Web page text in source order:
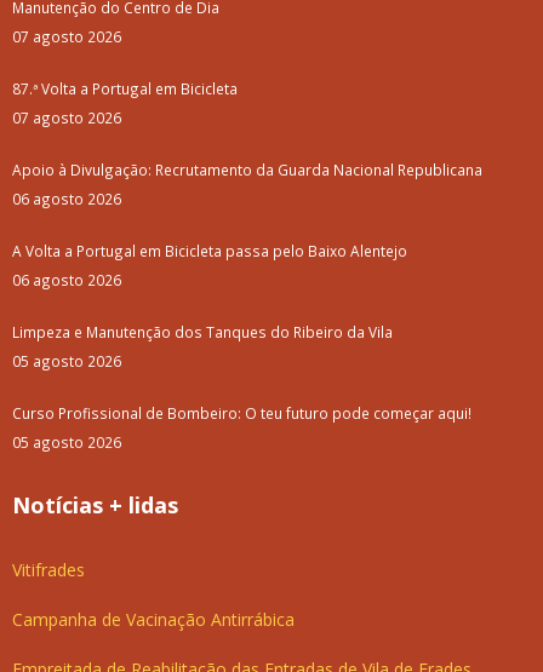
Manutenção do Centro de Dia
07 agosto 2026
87.ª Volta a Portugal em Bicicleta
07 agosto 2026
Apoio à Divulgação: Recrutamento da Guarda Nacional Republicana
06 agosto 2026
A Volta a Portugal em Bicicleta passa pelo Baixo Alentejo
06 agosto 2026
Limpeza e Manutenção dos Tanques do Ribeiro da Vila
05 agosto 2026
Curso Profissional de Bombeiro: O teu futuro pode começar aqui!
05 agosto 2026
Notícias + lidas
Vitifrades
Campanha de Vacinação Antirrábica